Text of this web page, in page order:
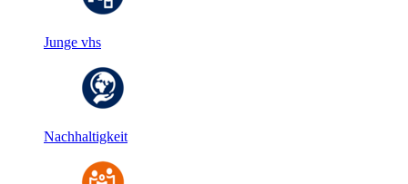
Junge vhs
Nachhaltigkeit